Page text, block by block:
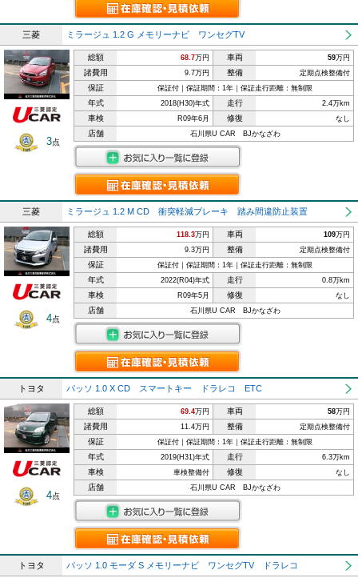
三菱 ミラージュ 1.2 G メモリーナビ ワンセグTV
3点
総額 68.7万円 車両 59万円
諸費用 9.7万円 整備 定期点検整備付
保証 保証付｜保証期間：1年｜保証走行距離：無制限
年式 2018(H30)年式 走行 2.4万km
車検 R09年6月 修復 なし
店舗 石川県U CAR BJかなざわ
三菱 ミラージュ 1.2 M CD 衝突軽減ブレーキ 踏み間違防止装置
4点
総額 118.3万円 車両 109万円
諸費用 9.3万円 整備 定期点検整備付
保証 保証付｜保証期間：1年｜保証走行距離：無制限
年式 2022(R04)年式 走行 0.8万km
車検 R09年5月 修復 なし
店舗 石川県U CAR BJかなざわ
トヨタ パッソ 1.0 X CD スマートキー ドラレコ ETC
4点
総額 69.4万円 車両 58万円
諸費用 11.4万円 整備 定期点検整備付
保証 保証付｜保証期間：1年｜保証走行距離：無制限
年式 2019(H31)年式 走行 6.3万km
車検 車検整備付 修復 なし
店舗 石川県U CAR BJかなざわ
トヨタ パッソ 1.0 モーダ S メモリーナビ ワンセグTV ドラレコ